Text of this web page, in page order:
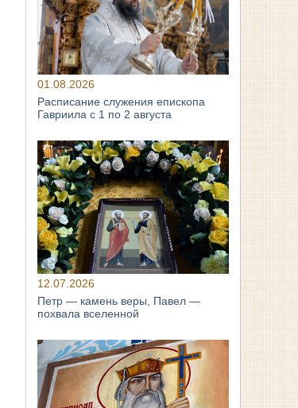
01.08.2026
Расписание служения епископа
Гавриила с 1 по 2 августа
12.07.2026
Петр — камень веры, Павел —
похвала вселенной